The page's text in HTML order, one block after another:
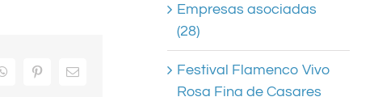
WhatsAppPinterestCorreo
Empresas asociadas
(28)
Festival Flamenco Vivo
Rosa Fina de Casares